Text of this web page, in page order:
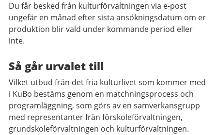
Du får besked från kulturförvaltningen via e-post
ungefär en månad efter sista ansökningsdatum om er
produktion blir vald under kommande period eller
inte.
Så går urvalet till
Vilket utbud från det fria kulturlivet som kommer med
i KuBo bestäms genom en matchningsprocess och
programläggning, som görs av en samverkansgrupp
med representanter från förskoleförvaltningen,
grundskoleförvaltningen och kulturförvaltningen.